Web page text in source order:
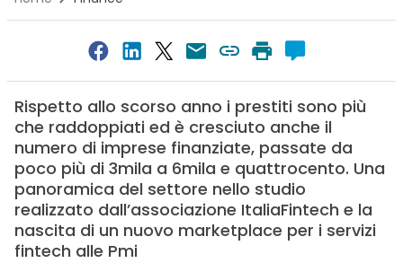
Rispetto allo scorso anno i prestiti sono più
che raddoppiati ed è cresciuto anche il
numero di imprese finanziate, passate da
poco più di 3mila a 6mila e quattrocento. Una
panoramica del settore nello studio
realizzato dall’associazione ItaliaFintech e la
nascita di un nuovo marketplace per i servizi
fintech alle Pmi